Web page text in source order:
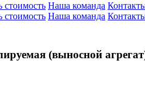
стоимость Наша команда
стоимость Наша команда
(выносной